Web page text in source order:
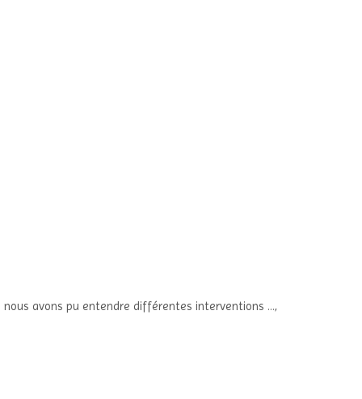
avons pu entendre différentes interventions …,